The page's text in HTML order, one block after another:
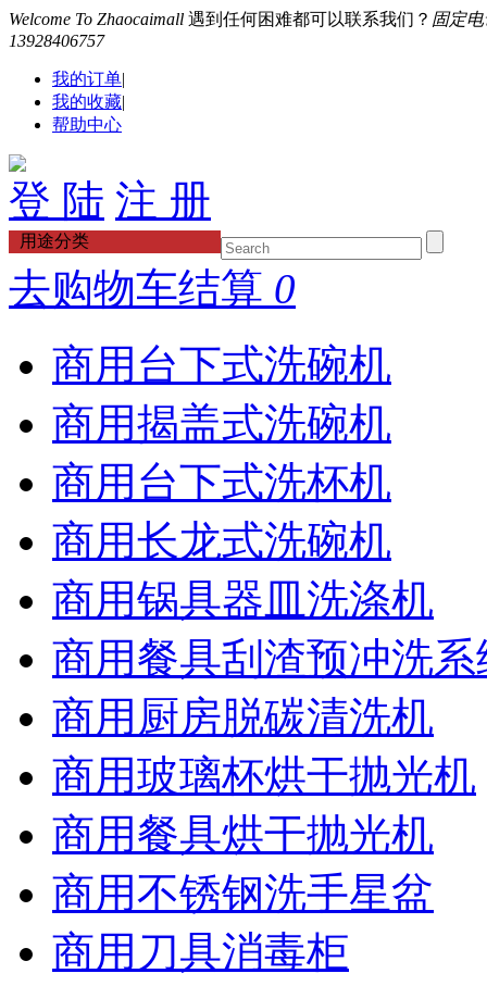
Welcome To Zhaocaimall 遇到任何困难都可以联系我们？ 固定电
13928406757
我的订单|
我的收藏|
帮助中心
登 陆 注 册
用途分类
去购物车结算 0
商用台下式洗碗机
商用揭盖式洗碗机
商用台下式洗杯机
商用长龙式洗碗机
商用锅具器皿洗涤机
商用餐具刮渣预冲洗系
商用厨房脱碳清洗机
商用玻璃杯烘干抛光机
商用餐具烘干抛光机
商用不锈钢洗手星盆
商用刀具消毒柜